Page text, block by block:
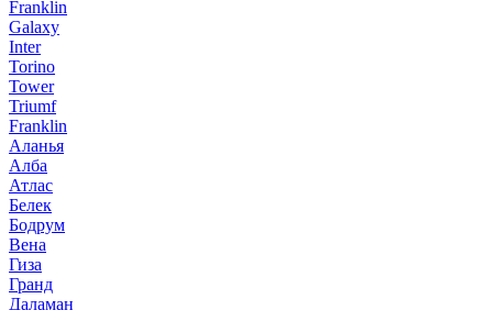
Franklin
Galaxy
Inter
Torino
Tower
Triumf
Franklin
Аланья
Алба
Атлас
Белек
Бодрум
Вена
Гиза
Гранд
Даламан